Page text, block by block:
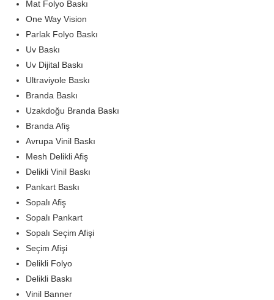
Mat Folyo Baskı
One Way Vision
Parlak Folyo Baskı
Uv Baskı
Uv Dijital Baskı
Ultraviyole Baskı
Branda Baskı
Uzakdoğu Branda Baskı
Branda Afiş
Avrupa Vinil Baskı
Mesh Delikli Afiş
Delikli Vinil Baskı
Pankart Baskı
Sopalı Afiş
Sopalı Pankart
Sopalı Seçim Afişi
Seçim Afişi
Delikli Folyo
Delikli Baskı
Vinil Banner